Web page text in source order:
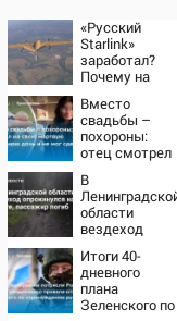
«Русский
Starlink»
заработал?
Почему на
кратно
увеличилась
точность
попаданий по
объектам ВСУ
Вместо
свадьбы –
похороны:
отец смотрел
мертвую 16-
летнюю дочь
и не мог
сдержать
слезы
В
Ленинградской
области
вездеход
на дороге,
пассажир
погиб
Итоги 40-
дневного
плана
Зеленского по